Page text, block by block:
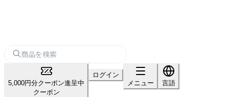
5,000円分クーポン進呈中
クーポン
ログイン
メニュー
言語